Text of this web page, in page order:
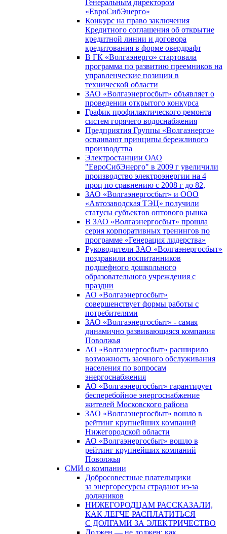
Генеральным директором
«ЕвроСибЭнерго»
Конкурс на право заключения
Кредитного соглашения об открытие
кредитной линии и договора
кредитования в форме овердрафт
В ГК «Волгаэнерго» стартовала
программа по развитию преемников на
управленческие позиции в
технической области
ЗАО «Волгаэнергосбыт» объявляет о
проведении открытого конкурса
График профилактического ремонта
систем горячего водоснабжения
Предприятия Группы «Волгаэнерго»
осваивают принципы бережливого
производства
Электростанции ОАО
"ЕвроСибЭнерго" в 2009 г увеличили
производство электроэнергии на 4
проц по сравнению с 2008 г до 82,
ЗАО «Волгаэнергосбыт» и ООО
«Автозаводская ТЭЦ» получили
статусы субъектов оптового рынка
В ЗАО «Волгаэнергосбыт» прошла
серия корпоративных тренингов по
программе «Генерация лидерства»
Руководители ЗАО «Волгаэнергосбыт»
поздравили воспитанников
подшефного дошкольного
образовательного учреждения с
праздни
АО «Волгаэнергосбыт»
совершенствует формы работы с
потребителями
ЗАО «Волгаэнергосбыт» - самая
динамично развивающаяся компания
Поволжья
АО «Волгаэнергосбыт» расширило
возможность заочного обслуживания
населения по вопросам
энергоснабжения
АО «Волгаэнергосбыт» гарантирует
бесперебойное энергоснабжение
жителей Московского района
ЗАО «Волгаэнергосбыт» вошло в
рейтинг крупнейших компаний
Нижегородской области
АО «Волгаэнергосбыт» вошло в
рейтинг крупнейших компаний
Поволжья
СМИ о компании
Добросовестные плательщики
за энергоресурсы страдают из-за
должников
НИЖЕГОРОДЦАМ РАССКАЗАЛИ,
КАК ЛЕГЧЕ РАСПЛАТИТЬСЯ
С ДОЛГАМИ ЗА ЭЛЕКТРИЧЕСТВО